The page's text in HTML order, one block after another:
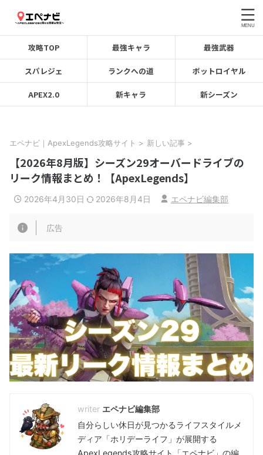
攻略TOP 最強キャラ 最強武器
スパレジェ ランクへの道 ボットロイヤル
APEX2.0 新キャラ 新シーズン
エペナビ｜ApexLegends攻略サイト > 新しい記事 >
【2026年8月版】シーズン29オーバードライブの
リーク情報まとめ！【ApexLegends】
2026年4月30日 2026年8月4日 エペナビ編集部
広告
エペナビ編集部
自分らしい休日が見つかるライフスタイルメ
ディア「ホリデーライフ」が展開する